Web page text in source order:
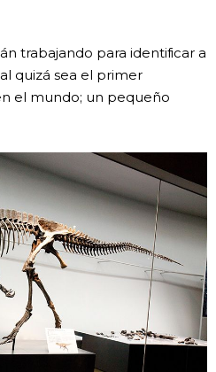
trabajando para identificar a
quizá sea el primer
el mundo; un pequeño